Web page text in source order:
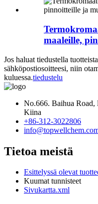
maaleille,
Jos haluat tiedustella
sähköpostiosoitteesi, niin
kuluessa.tiedustelu
No.666. Baihua Road,
Kiina
+86-312-3022806
Tietoa meistä
Esittelyssä olevat
Kuumat tunnisteet
Sivukartta.xml